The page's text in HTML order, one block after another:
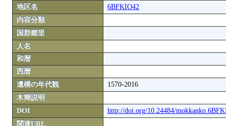
地区名
6BFKIO42
内容分類
国郡郷里
人名
和暦
西暦
遺構の年代観
1570-2016
木簡説明
DOI
http://doi.org/10.24484/
関連URL